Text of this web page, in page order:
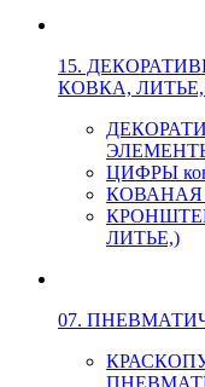
15.
КОВКА, ЛИТЬЕ,
ЦИФРЫ
КОВАНАЯ
ЛИТЬЕ,)
07.